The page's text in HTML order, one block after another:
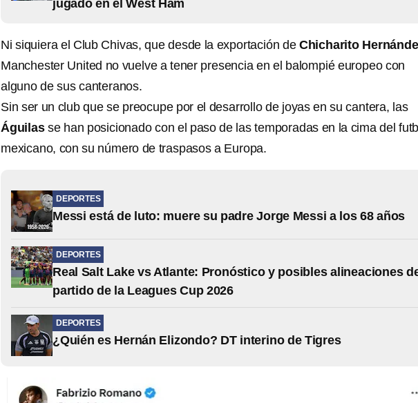
jugado en el West Ham
Ni siquiera el Club Chivas, que desde la exportación deChicharito
Manchester United no vuelve a tener presencia en el balompié europeo con
alguno de sus canteranos.
Sin ser un club que se preocupe por el desarrollo de joyas en su cantera, las
Águilas se han posicionado con el paso de las temporadas en la cima del
mexicano, con su número de traspasos a Europa.
DEPORTES
Messi está de luto: muere su padre Jorge Messi a los 68 años
DEPORTES
Real Salt Lake vs Atlante: Pronóstico y posibles alineaciones
partido de la Leagues Cup 2026
DEPORTES
¿Quién es Hernán Elizondo? DT interino de Tigres